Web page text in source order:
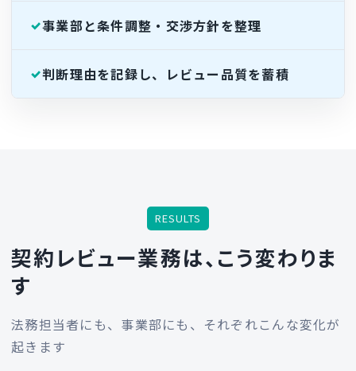
事業部と条件調整・交渉方針を整理
判断理由を記録し、レビュー品質を蓄積
RESULTS
契約レビュー業務は、こう変わりま
す
法務担当者にも、事業部にも、それぞれこんな変化が
起きます